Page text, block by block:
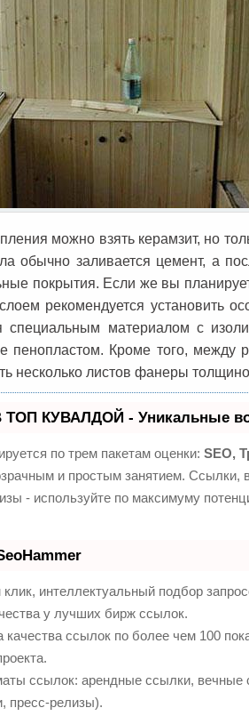
можно взять керамзит, но
обычно заливается цемент, а
покрытия. Если же вы
рекомендуется установить
специальным материалом с
пенопластом. Кроме того, между
несколько листов фанеры
КУВАЛДОЙ - Уникальные
по трем пакетам оценки: SEO,
и простым занятием. Ссылки,
- используйте по максимуму
интеллектуальный подбор
у лучших бирж ссылок.
качества ссылок по более чем 100
ссылок: арендные ссылки, вечные
пресс-релизы).